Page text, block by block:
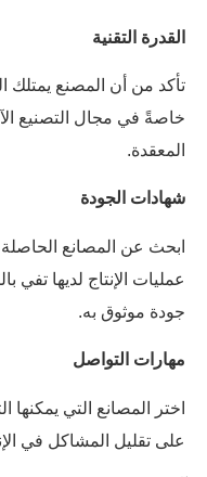
القدرة التقنية
تأكد من أن المصنع يمتلك
خاصةً في مجال التصنيع
المعقدة.
شهادات الجودة
ابحث عن المصانع الحاصلة
عمليات الإنتاج لديها تفي
جودة موثوق به.
مهارات التواصل
اختر المصانع التي يمكنها
على تقليل المشاكل في